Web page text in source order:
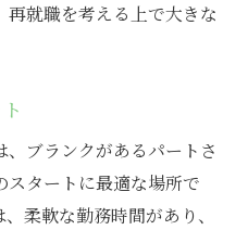
就職を考える上で大きな
ブランクがあるパートさ
スタートに最適な場所で
柔軟な勤務時間があり、